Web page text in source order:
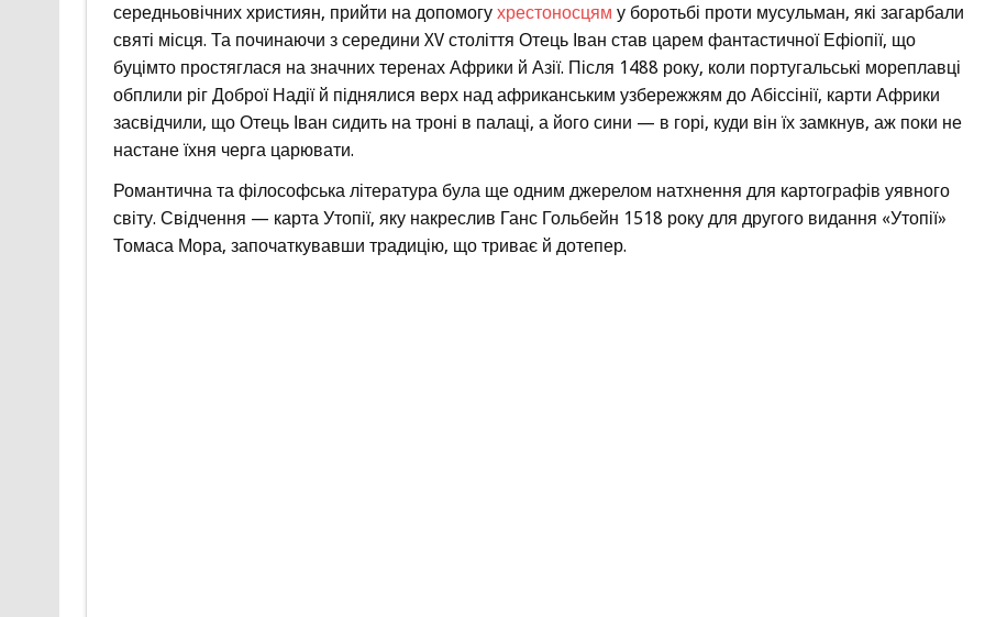
середньовічних християн, прийти на допомогу хрестоносцям у боротьбі проти мусульман, які загарбали
святі місця. Та починаючи з середини XV століття Отець Іван став царем фантастичної Ефіопії, що
буцімто простяглася на значних теренах Африки й Азії. Після 1488 року, коли португальські мореплавці
обплили ріг Доброї Надії й піднялися верх над африканським узбережжям до Абіссінії, карти Африки
засвідчили, що Отець Іван сидить на троні в палаці, а його сини — в горі, куди він їх замкнув, аж поки не
настане їхня черга царювати.
Романтична та філософська література була ще одним джерелом натхнення для картографів уявного
світу. Свідчення — карта Утопії, яку накреслив Ганс Гольбейн 1518 року для другого видання «Утопії»
Томаса Мора, започаткувавши традицію, що триває й дотепер.